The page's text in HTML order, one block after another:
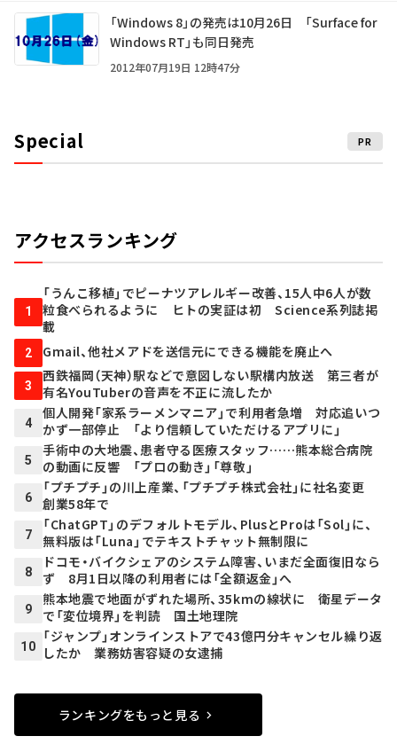
「Windows 8」の発売は10月26日 「Surface for
Windows RT」も同日発売
2012年07月19日 12時47分
Special PR
アクセスランキング
1
「うんこ移植」でピーナツアレルギー改善、15人中6人が数
粒食べられるように ヒトの実証は初 Science系列誌掲
載
2 Gmail、他社メアドを送信元にできる機能を廃止へ
3
西鉄福岡（天神）駅などで意図しない駅構内放送 第三者が
有名YouTuberの音声を不正に流したか
4
個人開発「家系ラーメンマニア」で利用者急増 対応追いつ
かず一部停止 「より信頼していただけるアプリに」
5
手術中の大地震、患者守る医療スタッフ……熊本総合病院
の動画に反響 「プロの動き」「尊敬」
6
「プチプチ」の川上産業、「プチプチ株式会社」に社名変更
創業58年で
7
「ChatGPT」のデフォルトモデル、PlusとProは「Sol」に、
無料版は「Luna」でテキストチャット無制限に
8
ドコモ・バイクシェアのシステム障害、いまだ全面復旧なら
ず 8月1日以降の利用者には「全額返金」へ
9
熊本地震で地面がずれた場所、35kmの線状に 衛星データ
で「変位境界」を判読 国土地理院
10
「ジャンプ」オンラインストアで43億円分キャンセル繰り返
したか 業務妨害容疑の女逮捕
ランキングをもっと見る